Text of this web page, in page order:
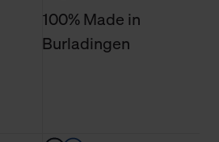
100% Made in
Burladingen